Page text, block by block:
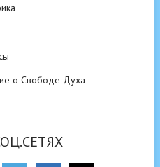
о Свободе Духа